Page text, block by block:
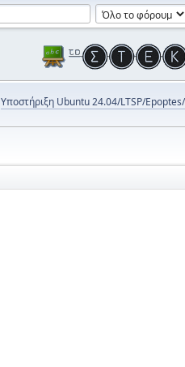
Υποστήριξη Ubuntu 24.04/LTSP/